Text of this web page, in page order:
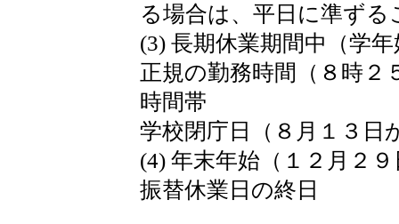
る場合は、平日に準ず
(3) 長期休業期間中（学
正規の勤務時間（８時２
時間帯
学校閉庁日（８月１３日
(4) 年末年始（１２月２
振替休業日の終日